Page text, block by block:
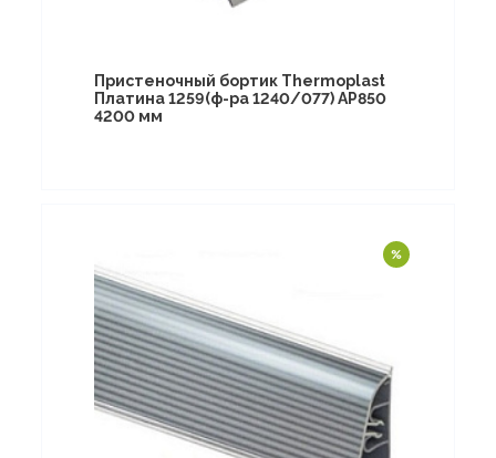
Пристеночный бортик Thermoplast
Платина 1259(ф-ра 1240/077) AP850
4200 мм